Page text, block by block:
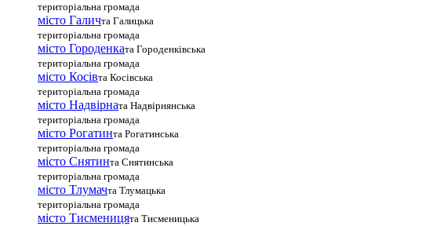
територіальна громада
місто Галичта Галицька
територіальна громада
місто Городенката Городенківська
територіальна громада
місто Косівта Косівська
територіальна громада
місто Надвірната Надвірнянська
територіальна громада
місто Рогатинта Рогатинська
територіальна громада
місто Снятинта Снятинська
територіальна громада
місто Тлумачта Тлумацька
територіальна громада
місто Тисменицята Тисменицька